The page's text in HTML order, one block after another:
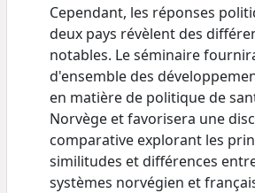
Cependant, les réponses
deux pays révèlent des
notables. Le séminaire
d'ensemble des
en matière de politique de
Norvège et favorisera une
comparative explorant les
similitudes et différences
systèmes norvégien et